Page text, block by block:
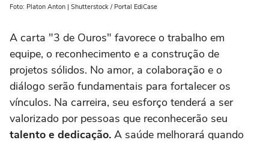
Foto: Platon Anton | Shutterstock / Portal EdiCase
A carta "3 de Ouros" favorece o trabalho em
equipe, o reconhecimento e a construção de
projetos sólidos. No amor, a colaboração e o
diálogo serão fundamentais para fortalecer os
vínculos. Na carreira, seu esforço tenderá a ser
valorizado por pessoas que reconhecerão seu
talento e dedicação. A saúde melhorará quando